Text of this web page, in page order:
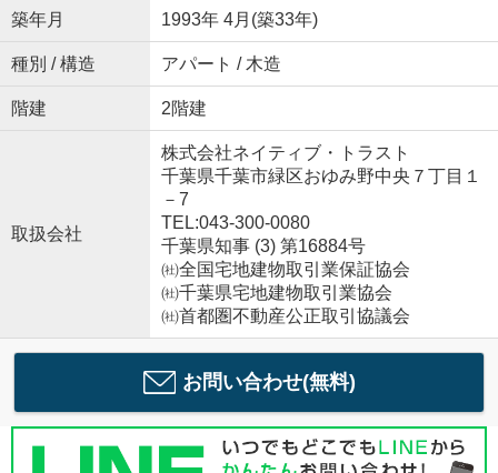
築年月 1993年 4月(築33年)
種別 / 構造 アパート / 木造
階建 2階建
取扱会社
株式会社ネイティブ・トラスト
千葉県千葉市緑区おゆみ野中央７丁目１
－7
TEL:043-300-0080
千葉県知事 (3) 第16884号
㈳全国宅地建物取引業保証協会
㈳千葉県宅地建物取引業協会
㈳首都圏不動産公正取引協議会
お問い合わせ(無料)